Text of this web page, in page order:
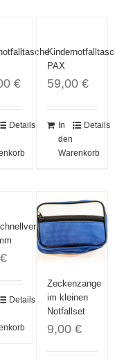
€
Details
PAX
59,00€
In
den
Warenkorb
Details
€
Details
Zeckenzange
im kleinen
Notfallset
9,00€